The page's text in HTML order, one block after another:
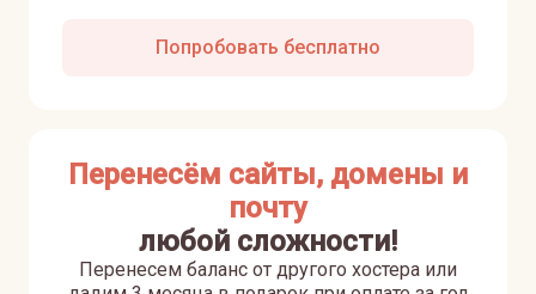
Попробовать бесплатно
Перенесём сайты, домены и
почту
любой сложности!
Перенесем баланс от другого хостера или